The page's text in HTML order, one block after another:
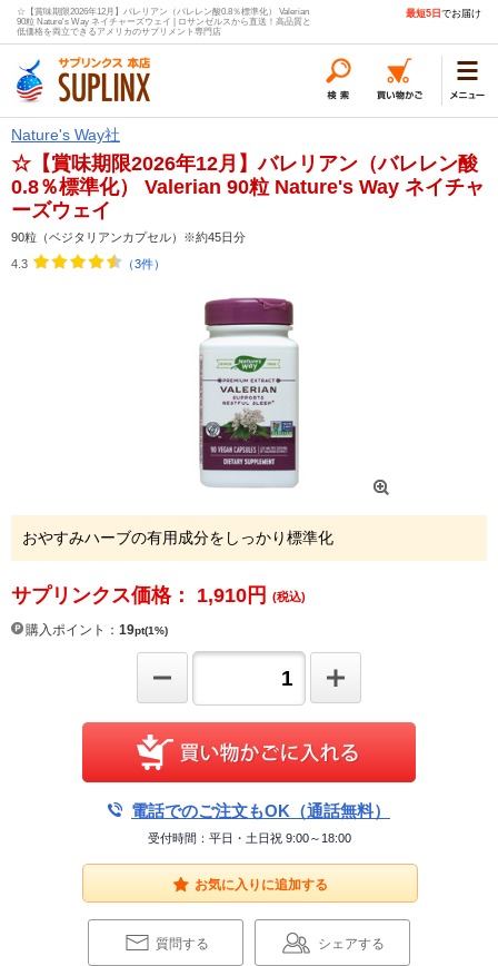
☆【賞味期限2026年12月】バレリアン（バレレン酸0.8％標準化） Valerian
90粒 Nature's Way ネイチャーズウェイ | ロサンゼルスから直送！高品質と
低価格を両立できるアメリカのサプリメント専門店
最短5日 でお届け
Nature's Way社
☆【賞味期限2026年12月】バレリアン（バレレン酸
0.8％標準化） Valerian 90粒 Nature's Way ネイチャ
ーズウェイ
90粒（ベジタリアンカプセル）※約45日分
4.3
（3件）
おやすみハーブの有用成分をしっかり標準化
サプリンクス価格： 1,910 円 (税込)
購入ポイント： 19pt(1%)
電話でのご注文もOK（通話無料）
受付時間：平日・土日祝 9:00～18:00
お気に入りに追加する
質問する シェアする